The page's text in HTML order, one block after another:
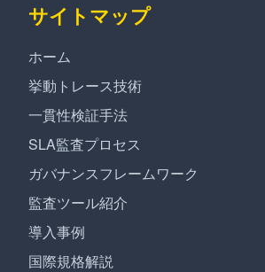
サイトマップ
ホーム
挙動トレース技術
一貫性検証手法
SLA監査プロセス
ガバナンスフレームワーク
監査ツール紹介
導入事例
国際規格解説